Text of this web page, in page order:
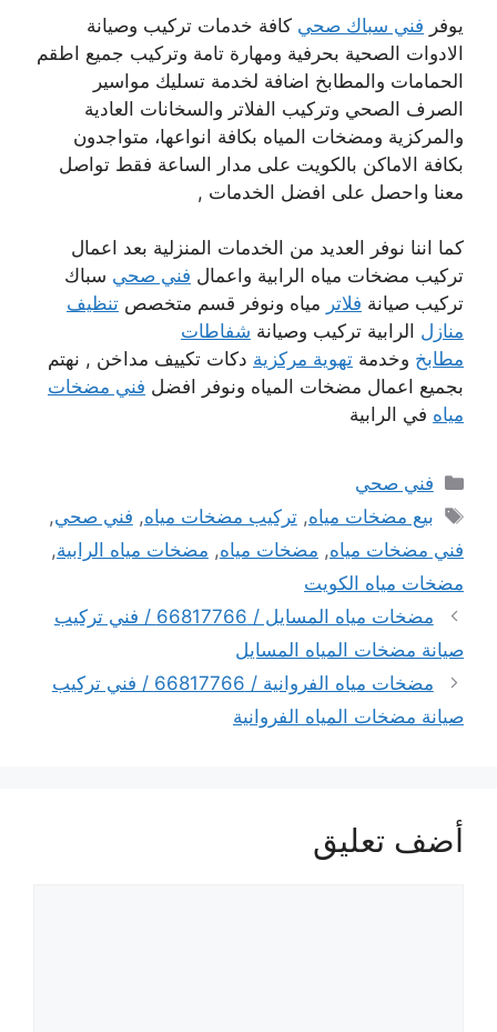
يوفر فني سباك صحي كافة خدمات تركيب وصيانة
الادوات الصحية بحرفية ومهارة تامة وتركيب جميع اطقم
الحمامات والمطابخ اضافة لخدمة تسليك مواسير
الصرف الصحي وتركيب الفلاتر والسخانات العادية
والمركزية ومضخات المياه بكافة انواعها، متواجدون
بكافة الاماكن بالكويت على مدار الساعة فقط تواصل
معنا واحصل على افضل الخدمات ,
كما اننا نوفر العديد من الخدمات المنزلية بعد اعمال
تركيب مضخات مياه الرابية واعمال فني صحي سباك
تركيب صيانة فلاتر مياه ونوفر قسم متخصص تنظيف
منازل الرابية تركيب وصيانة شفاطات
مطابخ وخدمة تهوية مركزية دكات تكييف مداخن , نهتم
بجميع اعمال مضخات المياه ونوفر افضل فني مضخات
مياه في الرابية
التصنيفات
فني صحي
الوسوم
بيع مضخات مياه,تركيب مضخات مياه, فني صحي,
فني مضخات مياه, مضخات مياه, مضخات مياه الرابية,
مضخات مياه الكويت
مضخات مياه المسايل / 66817766 / فني تركيب
صيانة مضخات المياه المسايل
مضخات مياه الفروانية / 66817766 / فني تركيب
صيانة مضخات المياه الفروانية
أضف تعليق